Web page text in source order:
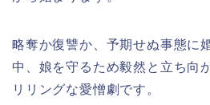
略奪か復讐か、予期せぬ事態に
中、娘を守るため毅然と立ち向
リリングな愛憎劇です。